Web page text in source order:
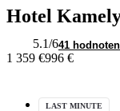
Hotel
5.1/641
1 359 €996 €
LAST MINUTE